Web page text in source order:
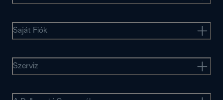
Saját Fiók
Szerviz